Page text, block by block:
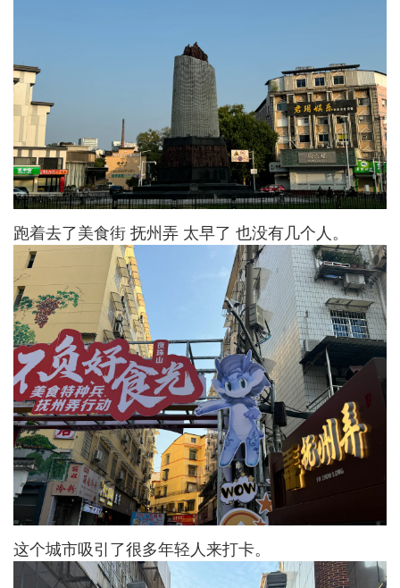
跑着去了美食街 抚州弄 太早了 也没有几个人。
这个城市吸引了很多年轻人来打卡。